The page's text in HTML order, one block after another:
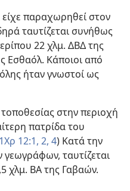
παραχωρηθεί στον
ταυτίζεται συνήθως
22 χλμ. ΔΒΔ της
Εσθαόλ. Κάποιοι από
ήταν γνωστοί ως
στην περιοχή
πατρίδα του
1Χρ 12:1, 2, 4) Κατά την
ταυτίζεται
χλμ. ΒΑ της Γαβαών.